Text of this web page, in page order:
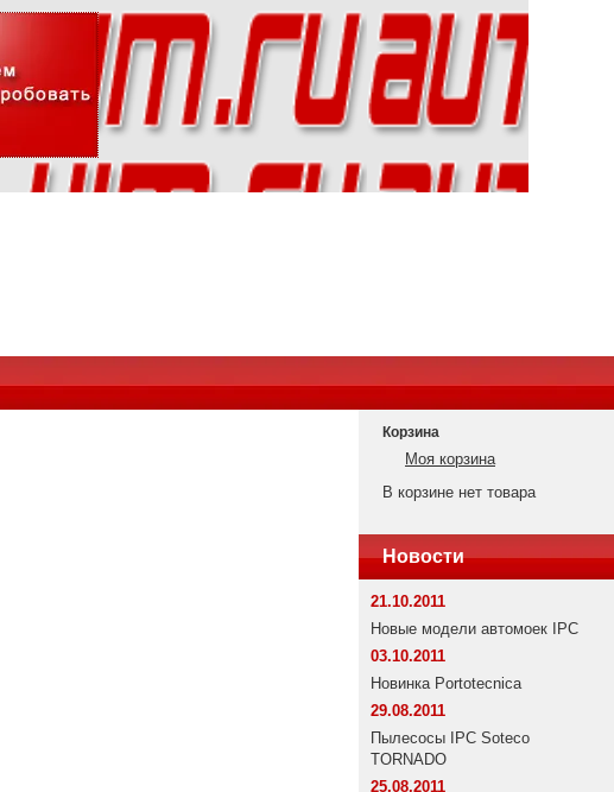
Корзина
Моя корзина
В корзине нет товара
Новости
21.10.2011
Новые модели автомоек IPC
03.10.2011
Новинка Portotecnica
29.08.2011
Пылесосы IPC Soteco
TORNADO
25.08.2011